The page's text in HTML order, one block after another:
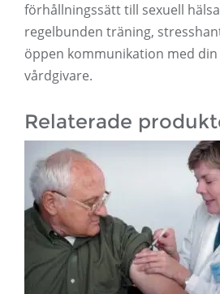
förhållningssätt till sexuell
regelbunden träning,
öppen kommunikation med
vårdgivare.
Relaterade